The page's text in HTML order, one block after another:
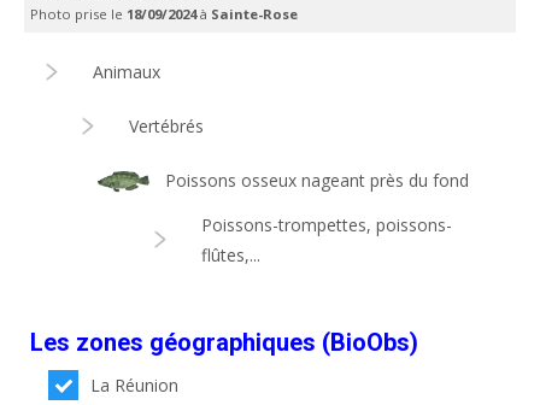
Photo prise le 18/09/2024à Sainte-Rose
Animaux
Vertébrés
Poissons osseux nageant près du fond
Poissons-trompettes, poissons-
flûtes,...
Les zones géographiques (BioObs)
La Réunion